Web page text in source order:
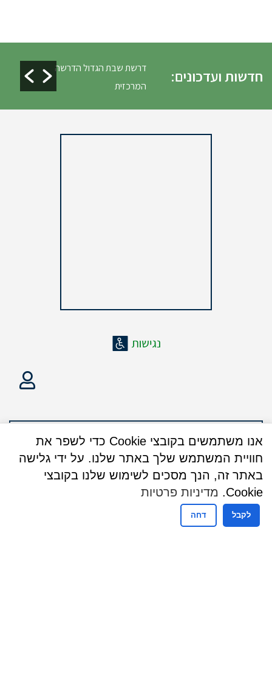
חדשות ועדכונים:
דרשת שבת הגדול הדרשה
המרכזית
אנו משתמשים בקובצי Cookie כדי לשפר את
חוויית המשתמש שלך באתר שלנו. על ידי גלישה
באתר זה, הנך מסכים לשימוש שלנו בקובצי
Cookie.
מדיניות פרטיות
לקבל דחה